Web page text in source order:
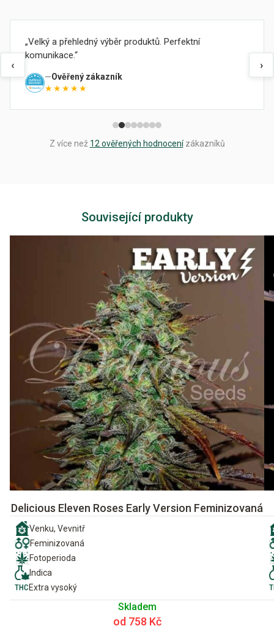
‹
Velký a přehledný výběr produktů. Perfektní
komunikace.
Ověřený zákazník
★★★★★
›
Z více než 12 ověřených hodnocenízákazníků
Související produkty
Delicious Eleven Roses Early Version Feminizovaná
Venku, Vevnitř
Feminizovaná
Fotoperioda
Indica
Extra vysoký
Skladem
od 758 Kč